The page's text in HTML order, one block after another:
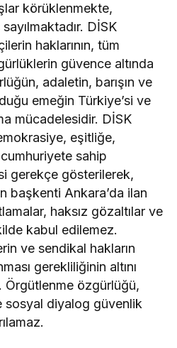
körüklenmekte,
DİSK
haklarının, tüm
güvence altında
adaletin, barışın ve
emeğin Türkiye’si ve
mücadelesidir. DİSK
eşitliğe,
sahip
gerekçe gösterilerek,
başkenti Ankara’da ilan
haksız gözaltılar ve
kabul edilemez.
ve sendikal hakların
gerekliliğinin altını
özgürlüğü,
sosyal diyalog güvenlik